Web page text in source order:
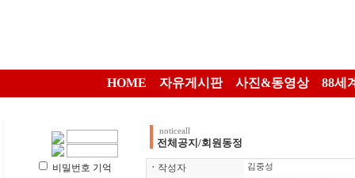
HOME 자유게시판 사진&동영상 88세
비밀번호 기억
noticeall
전체공지/회원동정
ㆍ 작성자 김중성